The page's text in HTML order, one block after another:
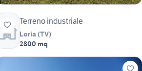
Terreno industriale
Loria (TV)
2800 mq